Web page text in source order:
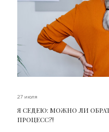
27 июля
Я СЕДЕЮ: МОЖНО ЛИ
ПРОЦЕСС?!